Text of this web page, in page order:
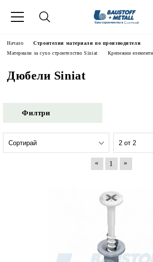
Начало
Строителни материали по производители
Материали за сухо строителство Siniat
Крепежни
Дюбели Siniat
Филтри
« 1 »